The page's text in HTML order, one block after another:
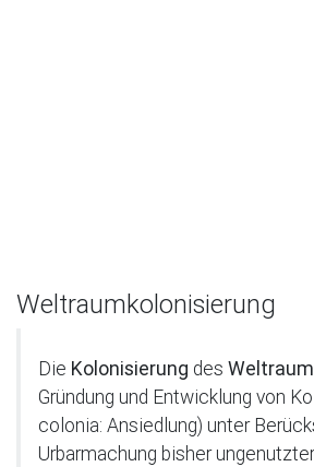
Weltraumkolonisierung
Die Kolonisierung des
Gründung und Entwicklung von
colonia: Ansiedlung) unter
Urbarmachung bisher